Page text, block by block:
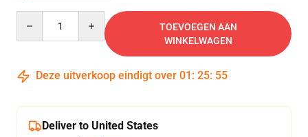
TOEVOEGEN AAN
WINKELWAGEN
Deze uitverkoop eindigt over 01 : 25: 55
Deliver to United States